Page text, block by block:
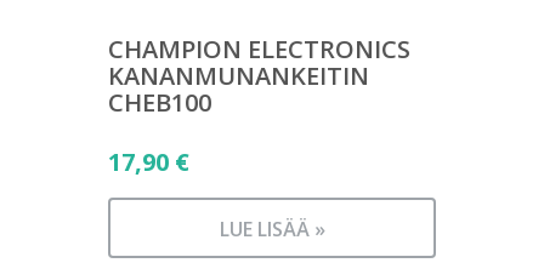
CHAMPION ELECTRONICS
KANANMUNANKEITIN
CHEB100
17,90 €
LUE LISÄÄ »